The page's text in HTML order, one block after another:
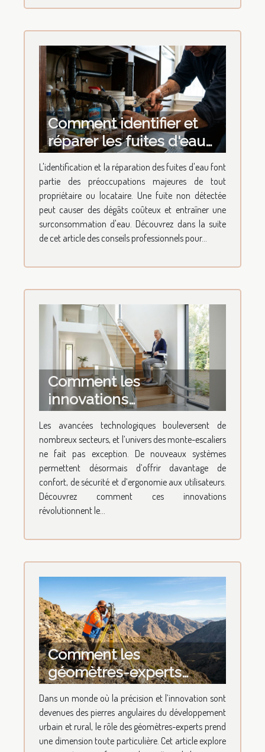
Comment identifier et
réparer les fuites d'eau
les plus courantes ?
L'identification et la réparation des fuites d'eau font
partie des préoccupations majeures de tout
propriétaire ou locataire. Une fuite non détectée
peut causer des dégâts coûteux et entraîner une
surconsommation d'eau. Découvrez dans la suite
de cet article des conseils professionnels pour...
Comment les
innovations
technologiques
transforment-elles les
monte-escaliers ?
Les avancées technologiques bouleversent de
nombreux secteurs, et l’univers des monte-escaliers
ne fait pas exception. De nouveaux systèmes
permettent désormais d’offrir davantage de
confort, de sécurité et d’ergonomie aux utilisateurs.
Découvrez comment ces innovations
révolutionnent le...
Comment les
géomètres-experts
façonnent-ils l'avenir de
la topographie ?
Dans un monde où la précision et l’innovation sont
devenues des pierres angulaires du développement
urbain et rural, le rôle des géomètres-experts prend
une dimension toute particulière. Cet article explore